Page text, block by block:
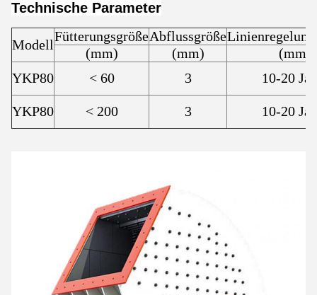
Technische Parameter
Modell
FütterungsgrößeAbflussgröße
(mm)
(mm)
(mm)
YKP80
< 60 3 10-20
YKP80 < 200 3 10-20